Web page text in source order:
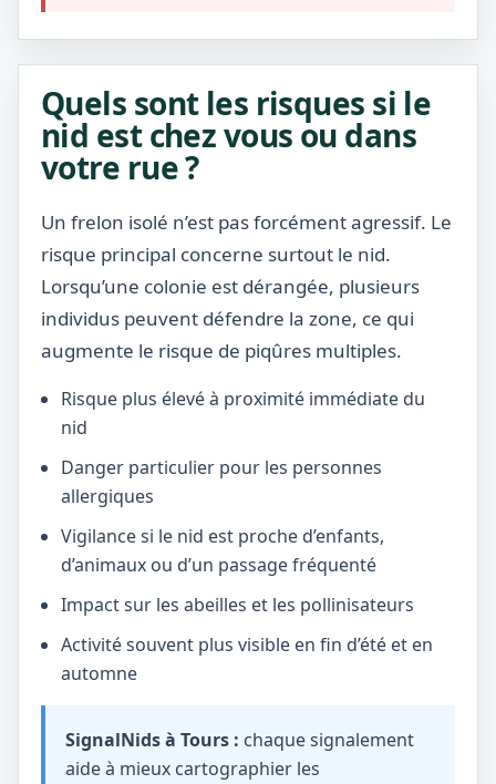
Quels sont les risques si le
nid est chez vous ou dans
votre rue ?
Un frelon isolé n’est pas forcément agressif. Le
risque principal concerne surtout le nid.
Lorsqu’une colonie est dérangée, plusieurs
individus peuvent défendre la zone, ce qui
augmente le risque de piqûres multiples.
Risque plus élevé à proximité immédiate du
nid
Danger particulier pour les personnes
allergiques
Vigilance si le nid est proche d’enfants,
d’animaux ou d’un passage fréquenté
Impact sur les abeilles et les pollinisateurs
Activité souvent plus visible en fin d’été et en
automne
SignalNids à Tours : chaque signalement
aide à mieux cartographier les